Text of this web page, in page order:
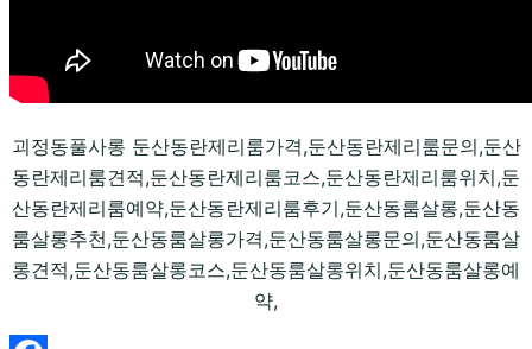
괴정동풀사롱 둔산동란제리룸가격,둔산동란제리룸문의,둔산
동란제리룸견적,둔산동란제리룸코스,둔산동란제리룸위치,둔
산동란제리룸예약,둔산동란제리룸후기,둔산동룸살롱,둔산동
룸살롱추천,둔산동룸살롱가격,둔산동룸살롱문의,둔산동룸살
롱견적,둔산동룸살롱코스,둔산동룸살롱위치,둔산동룸살롱예
약,